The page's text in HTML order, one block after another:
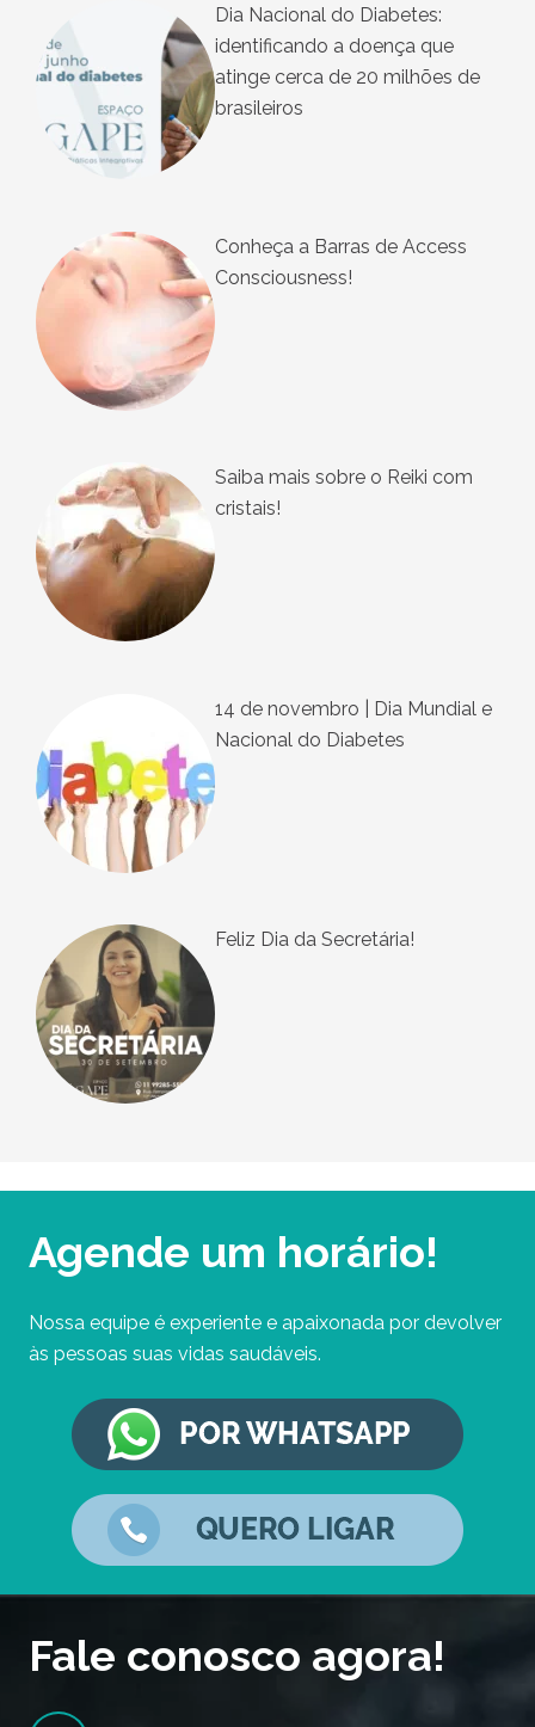
Dia Nacional do Diabetes:
identificando a doença que
atinge cerca de 20 milhões de
brasileiros
Conheça a Barras de Access
Consciousness!
Saiba mais sobre o Reiki com
cristais!
14 de novembro | Dia Mundial e
Nacional do Diabetes
Feliz Dia da Secretária!
Agende um horário!
Nossa equipe é experiente e apaixonada por devolver
às pessoas suas vidas saudáveis.
Fale conosco agora!